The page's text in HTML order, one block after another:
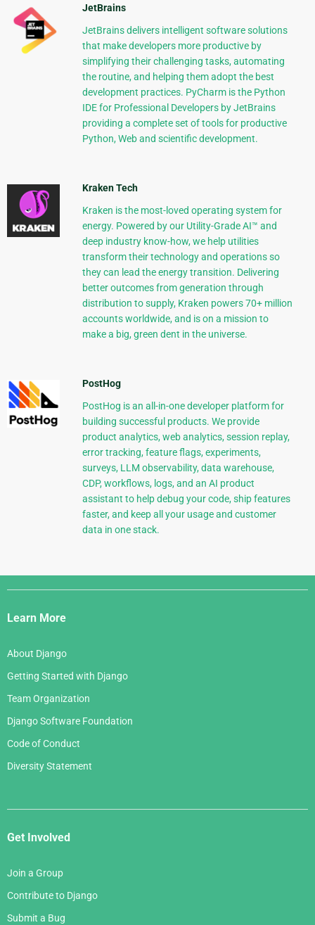
JetBrains
JetBrains delivers intelligent software solutions
that make developers more productive by
simplifying their challenging tasks, automating
the routine, and helping them adopt the best
development practices. PyCharm is the Python
IDE for Professional Developers by JetBrains
providing a complete set of tools for productive
Python, Web and scientific development.
Kraken Tech
Kraken is the most-loved operating system for
energy. Powered by our Utility-Grade AI™ and
deep industry know-how, we help utilities
transform their technology and operations so
they can lead the energy transition. Delivering
better outcomes from generation through
distribution to supply, Kraken powers 70+ million
accounts worldwide, and is on a mission to
make a big, green dent in the universe.
PostHog
PostHog is an all-in-one developer platform for
building successful products. We provide
product analytics, web analytics, session replay,
error tracking, feature flags, experiments,
surveys, LLM observability, data warehouse,
CDP, workflows, logs, and an AI product
assistant to help debug your code, ship features
faster, and keep all your usage and customer
data in one stack.
Django
Links
Learn More
About Django
Getting Started with Django
Team Organization
Django Software Foundation
Code of Conduct
Diversity Statement
Get Involved
Join a Group
Contribute to Django
Submit a Bug